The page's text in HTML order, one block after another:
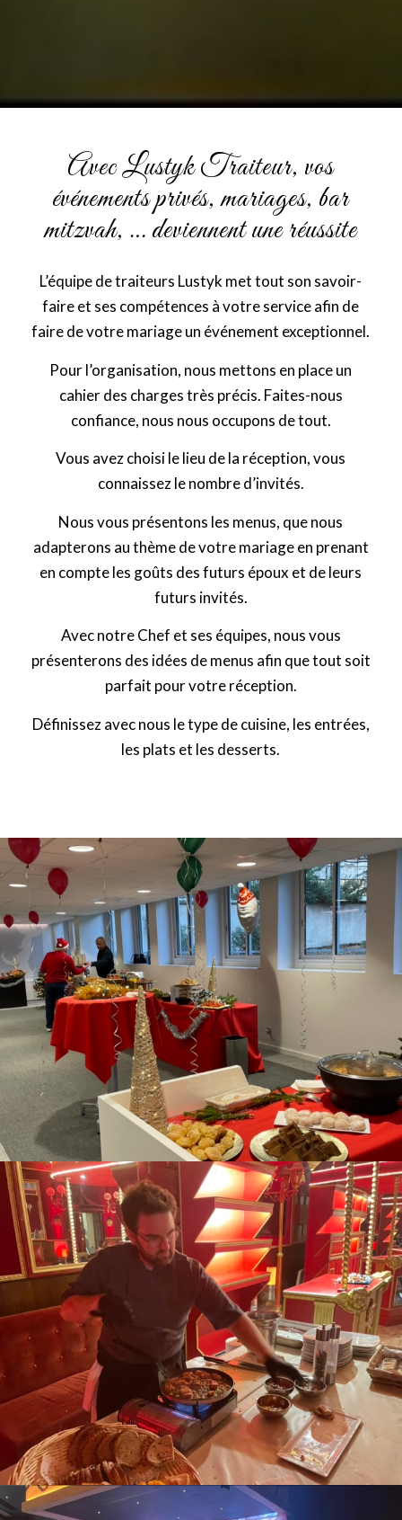
Avec Lustyk Traiteur, vos
événements privés, mariages, bar
mitzvah, … deviennent une réussite
L’équipe de traiteurs Lustyk met tout son savoir-
faire et ses compétences à votre service afin de
faire de votre mariage un événement exceptionnel.
Pour l’organisation, nous mettons en place un
cahier des charges très précis. Faites-nous
confiance, nous nous occupons de tout.
Vous avez choisi le lieu de la réception, vous
connaissez le nombre d’invités.
Nous vous présentons les menus, que nous
adapterons au thème de votre mariage en prenant
en compte les goûts des futurs époux et de leurs
futurs invités.
Avec notre Chef et ses équipes, nous vous
présenterons des idées de menus afin que tout soit
parfait pour votre réception.
Définissez avec nous le type de cuisine, les entrées,
les plats et les desserts.